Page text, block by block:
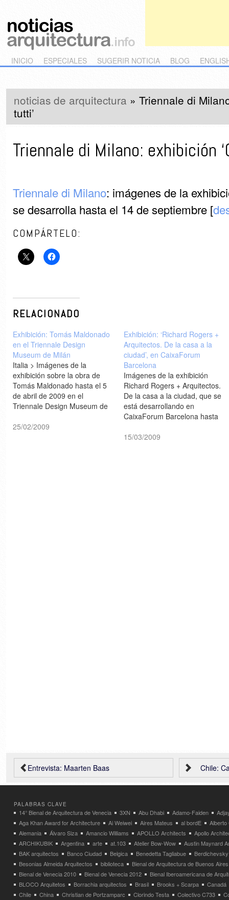
Main menu
Skip to primary content
Skip to secondary content
INICIO ESPECIALES SUGERIR NOTICIA BLOG
noticias de arquitectura » Triennale di
tutti’
Triennale di Milano: exhibición
Triennale di Milano: imágenes de la
se desarrolla hasta el 14 de septiembre [
COMPÁRTELO:
RELACIONADO
Exhibición: Tomás Maldonado
en el Triennale Design
Museum de Milán
Italia > Imágenes de la
exhibición sobre la obra de
Tomás Maldonado hasta el 5
de abril de 2009 en el
Triennale Design Museum de
25/02/2009
Exhibición: ‘Richard Rogers +
Arquitectos. De la casa a la
ciudad’, en CaixaForum
Barcelona
Imágenes de la exhibición
Richard Rogers + Arquitectos.
De la casa a la ciudad, que se
está desarrollando en
CaixaForum Barcelona hasta
Arquitectura]
15/03/2009
Chile:
Entrevista: Maarten Baas
PALABRAS CLAVE
14° Bienal de Arquitectura de Venecia 3XN Abu Dhabi Adamo-Faiden
Aga Khan Award for Architecture
Ai Weiwei Aires Mateus al bordE
Alberto
Alemania
Álvaro Siza Amancio Williams APOLLO Architects
Apollo
ARCHIKUBIK
Argentina arte at.103 Atelier Bow-Wow
Austin Maynard
BAK arquitectos
Banco Ciudad Belgica Benedetta Tagliabue
Besonias Almeida Arquitectos
biblioteca
Bienal de Arquitectura de Buenos Aires
Bienal de Venecia 2010
Bienal de Venecia 2012
Bienal Iberoamericana de
BLOCO Arquitetos
Borrachia arquitectos Brasil Brooks + Scarpa
Canadá
Chile
China Christian de Portzamparc Clorindo Testa Colectivo C733